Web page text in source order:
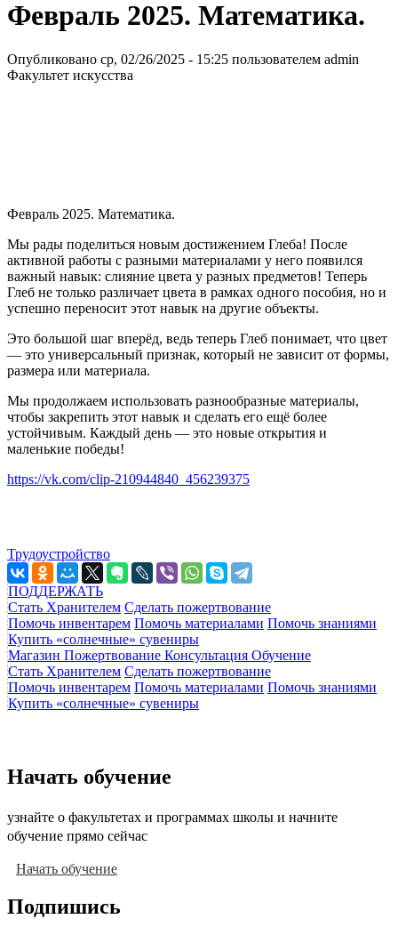
Февраль 2025. Математика.
Опубликовано ср, 02/26/2025 - 15:25 пользователем admin
Факультет искусства
Февраль 2025. Математика.
Мы рады поделиться новым достижением Глеба! После
активной работы с разными материалами у него появился
важный навык: слияние цвета у разных предметов! Теперь
Глеб не только различает цвета в рамках одного пособия, но и
успешно переносит этот навык на другие объекты.
Это большой шаг вперёд, ведь теперь Глеб понимает, что цвет
— это универсальный признак, который не зависит от формы,
размера или материала.
Мы продолжаем использовать разнообразные материалы,
чтобы закрепить этот навык и сделать его ещё более
устойчивым. Каждый день — это новые открытия и
маленькие победы!
https://vk.com/clip-210944840_456239375
Трудоустройство
ПОДДЕРЖАТЬ
Стать Хранителем Сделать пожертвование
Помочь инвентарем Помочь материалами Помочь знаниями
Купить «солнечные» сувениры
Магазин Пожертвование Консультация Обучение
Стать Хранителем Сделать пожертвование
Помочь инвентарем Помочь материалами Помочь знаниями
Купить «солнечные» сувениры
Начать обучение
узнайте о факультетах и программах школы и начните
обучение прямо сейчас
Начать обучение
Подпишись